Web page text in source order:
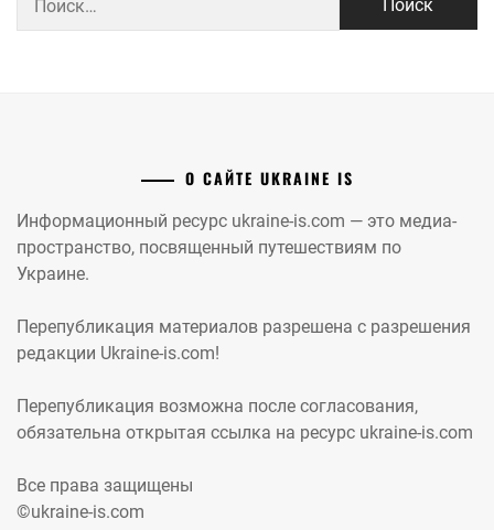
О САЙТЕ UKRAINE IS
Информационный ресурс ukraine-is.com — это медиа-
пространство, посвященный путешествиям по
Украине.
Перепубликация материалов разрешена с разрешения
редакции Ukraine-is.com!
Перепубликация возможна после согласования,
обязательна открытая ссылка на ресурс ukraine-is.com
Все права защищены
©ukraine-is.com